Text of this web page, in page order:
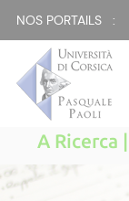
NOS PORTAILS :
A Ricerca |